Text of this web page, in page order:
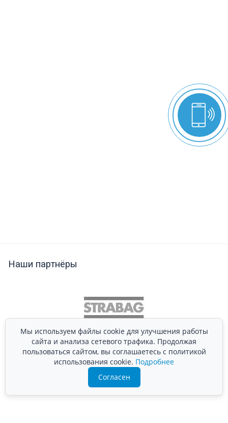
Наши партнёры
Подробно расскажем о наших услугах, видах работ и
Мы используем файлы cookie для улучшения работы
сайта и анализа сетевого трафика. Продолжая
пользоваться сайтом, вы соглашаетесь с политикой
использования cookie. Подробнее
Согласен